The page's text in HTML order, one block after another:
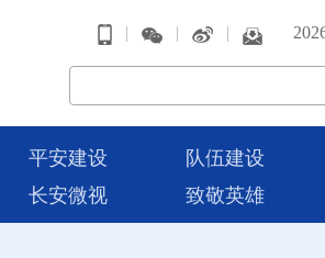
| | |
平安建设 队伍建设
长安微视 致敬英雄